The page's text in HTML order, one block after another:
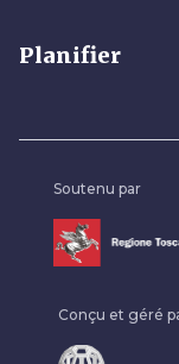
Planifier
Soutenu par
Conçu et géré